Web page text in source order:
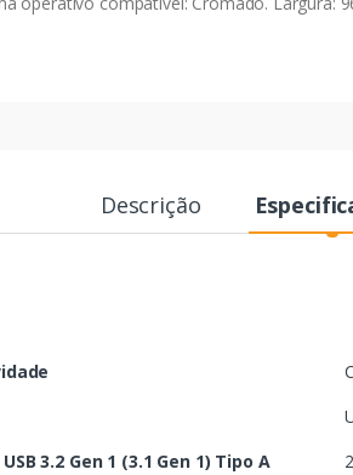
Descrição
3.2 Gen 1 (3.1 Gen 1) Tipo A
2